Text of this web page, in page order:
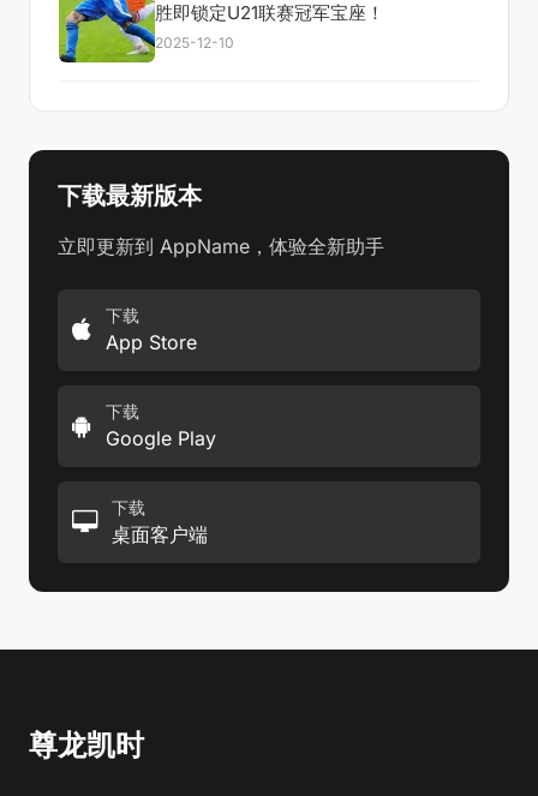
胜即锁定U21联赛冠军宝座！
2025-12-10
下载最新版本
立即更新到 AppName，体验全新助手
下载
App Store
下载
Google Play
下载
桌面客户端
尊龙凯时